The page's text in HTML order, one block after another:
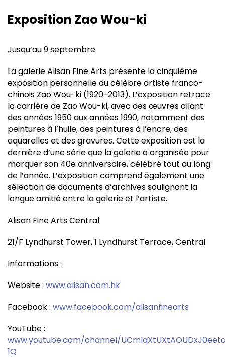
Exposition Zao Wou-ki
Jusqu’au 9 septembre
La galerie Alisan Fine Arts présente la cinquième
exposition personnelle du célèbre artiste franco-
chinois Zao Wou-ki (1920-2013). L’exposition retrace
la carrière de Zao Wou-ki, avec des œuvres allant
des années 1950 aux années 1990, notamment des
peintures à l’huile, des peintures à l’encre, des
aquarelles et des gravures. Cette exposition est la
dernière d’une série que la galerie a organisée pour
marquer son 40e anniversaire, célébré tout au long
de l’année. L’exposition comprend également une
sélection de documents d’archives soulignant la
longue amitié entre la galerie et l’artiste.
Alisan Fine Arts Central
21/F Lyndhurst Tower, 1 Lyndhurst Terrace, Central
Informations :
Website : www.alisan.com.hk
Facebook : www.facebook.com/alisanfinearts
YouTube :
www.youtube.com/channel/
1Q